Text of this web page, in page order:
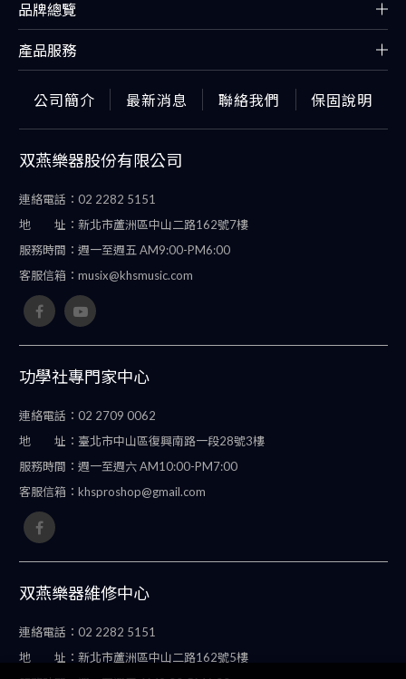
品牌總覽
產品服務
公司簡介 最新消息 聯絡我們 保固說明
双燕樂器股份有限公司
連絡電話： 02 2282 5151
地 址： 新北市蘆洲區中山二路162號7樓
服務時間： 週一至週五 AM9:00-PM6:00
客服信箱： musix@khsmusic.com
功學社專門家中心
連絡電話： 02 2709 0062
地 址： 臺北市中山區復興南路一段28號3樓
服務時間： 週一至週六 AM10:00-PM7:00
客服信箱： khsproshop@gmail.com
双燕樂器維修中心
連絡電話： 02 2282 5151
地 址： 新北市蘆洲區中山二路162號5樓